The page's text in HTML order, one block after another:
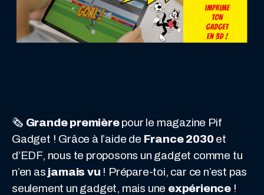
🗞️ Grande premièrepour le magazine Pif
Gadget ! Grâce à l’aide de France 2030et
d’EDF, nous te proposons un gadget comme tu
n’en as jamais vu ! Prépare-toi, car ce n’est pas
seulement un gadget, mais une expérience !